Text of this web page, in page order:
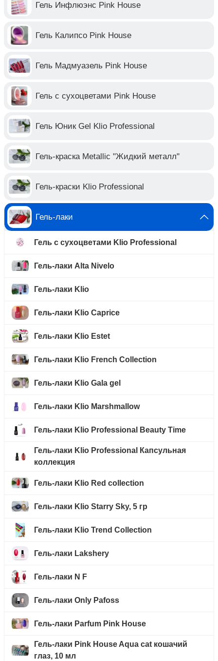
Гель Инфлюэнс Pink House
Гель Калипсо Pink House
Гель Мадмуазель Pink House
Гель с сухоцветами Pink House
Гель Юник Gel Klio Professional
Гель-краска Metallic "Жидкий металл"
Гель-краски Klio Professional
Гель-лаки
Гель с сухоцветами Klio Professional
Гель-лаки Alta Nivelo
Гель-лаки Klio
Гель-лаки Klio Caprice
Гель-лаки Klio Estet
Гель-лаки Klio French Collection
Гель-лаки Klio Gala gel
Гель-лаки Klio Marshmallow
Гель-лаки Klio Professional Beauty Time
Гель-лаки Klio Professional Капсульная
коллекция
Гель-лаки Klio Red collection
Гель-лаки Klio Starry Sky, 5 гр
Гель-лаки Klio Trend Collection
Гель-лаки Lakshery
Гель-лаки N F
Гель-лаки Only Pafoss
Гель-лаки Parfum Pink House
Гель-лаки Pink House Aqua cat кошачий
глаз, 10 мл